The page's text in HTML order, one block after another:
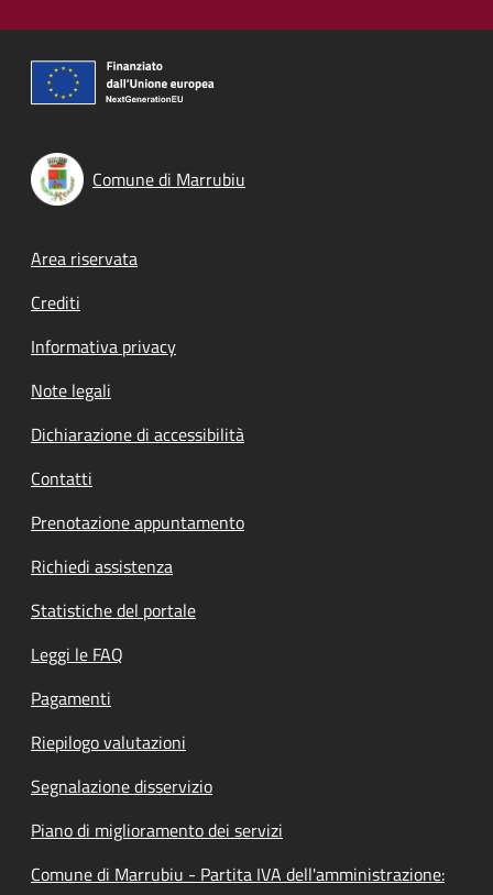
Comune di Marrubiu
Footer menu
Area riservata
Crediti
Informativa privacy
Note legali
Dichiarazione di accessibilità
Contatti
Prenotazione appuntamento
Richiedi assistenza
Statistiche del portale
Leggi le FAQ
Pagamenti
Riepilogo valutazioni
Segnalazione disservizio
Piano di miglioramento dei servizi
Comune di Marrubiu - Partita IVA dell'amministrazione: